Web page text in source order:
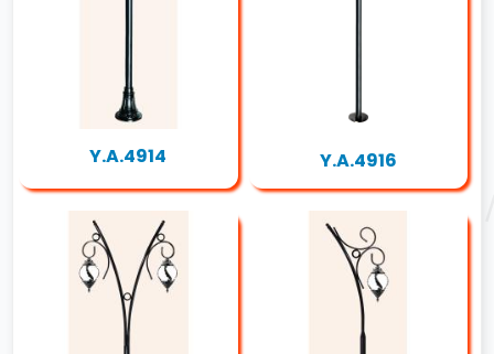
Y.A.4914 Y.A.4916